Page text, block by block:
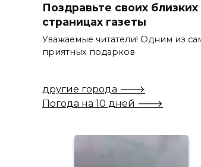
Поздравьте своих близких
страницах газеты
Уважаемые читатели! Одним из
приятных подарков
другие города 🡒
Погода на 10 дней 🡒